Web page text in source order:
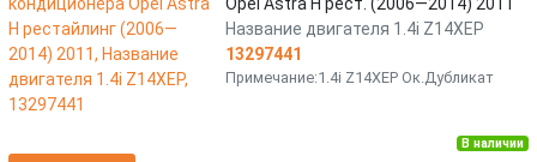
Название двигателя 1.4i Z14XEP
13297441
Примечание:1.4i Z14XEP Ок.Дубликат
В наличии